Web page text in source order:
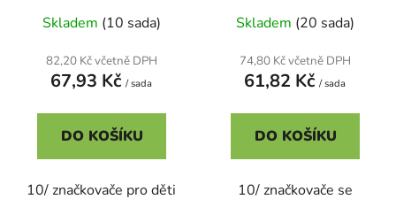
Skladem (10 sada)
82,20 Kč včetně DPH
67,93 Kč / sada
DO KOŠÍKU
10/ značkovače pro děti
Skladem (20 sada)
74,80 Kč včetně DPH
61,82 Kč / sada
DO KOŠÍKU
10/ značkovače se